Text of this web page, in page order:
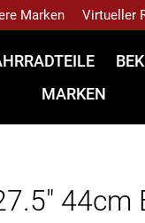
Marken Virtueller
MARKEN